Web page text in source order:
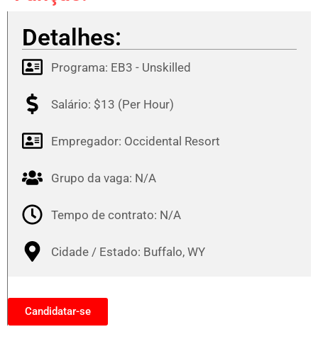
Detalhes:
Programa: EB3 - Unskilled
Salário: $13 (Per Hour)
Empregador: Occidental Resort
Grupo da vaga: N/A
Tempo de contrato: N/A
Cidade / Estado: Buffalo, WY
Candidatar-se